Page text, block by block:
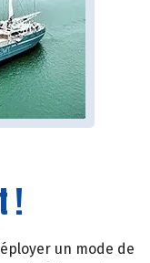
!
un mode de